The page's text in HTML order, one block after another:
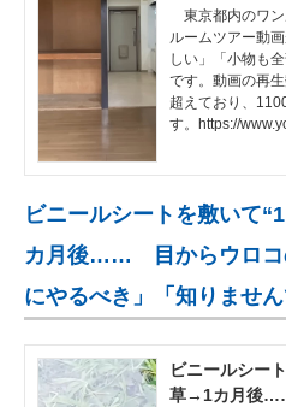
東京都内のワン
ルームツアー動
しい」「小物も
です。動画の再
超えており、
す。https://
ビニールシートを敷いて
カ月後…… 目からウロコ
にやるべき」「知りません
ビニールシー
草→1カ月後